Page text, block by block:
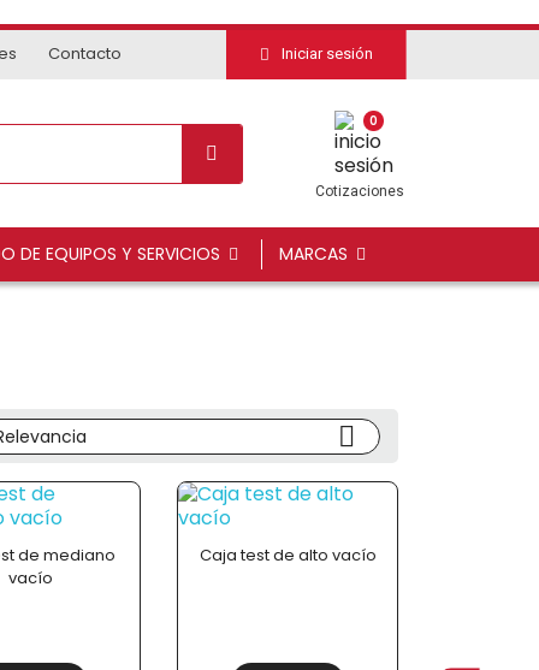
Contacto Iniciar sesión
0
Cotizaciones
DE EQUIPOS Y SERVICIOS MARCAS

de mediano
vacío
Caja test de alto vacío